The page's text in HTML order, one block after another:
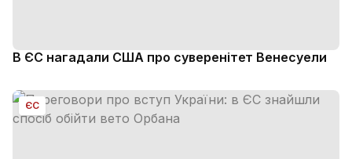
В ЄС нагадали США про суверенітет Венесуели
ЄС